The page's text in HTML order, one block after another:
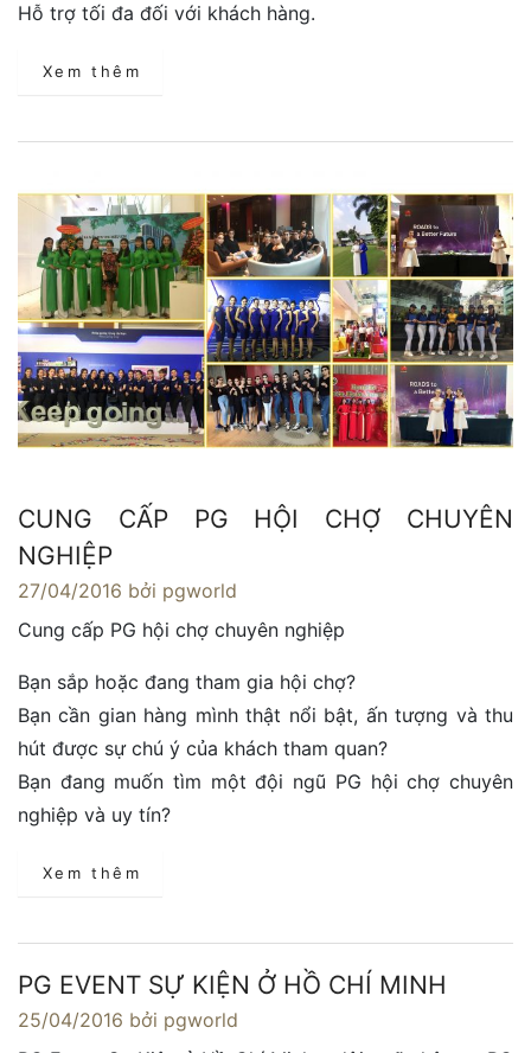
Hỗ trợ tối đa đối với khách hàng.
Xem thêm
CUNG CẤP PG HỘI CHỢ CHUYÊN
NGHIỆP
27/04/2016 bởi pgworld
Cung cấp PG hội chợ chuyên nghiệp
Bạn sắp hoặc đang tham gia hội chợ?
Bạn cần gian hàng mình thật nổi bật, ấn tượng và thu
hút được sự chú ý của khách tham quan?
Bạn đang muốn tìm một đội ngũ PG hội chợ chuyên
nghiệp và uy tín?
Xem thêm
PG EVENT SỰ KIỆN Ở HỒ CHÍ MINH
25/04/2016 bởi pgworld